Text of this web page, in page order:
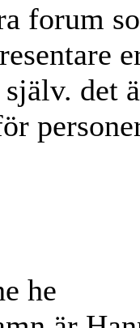
forum
det
he